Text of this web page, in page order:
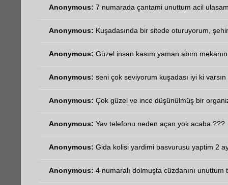
Anonymous: 7 numarada çantami unuttum acil
Anonymous: Kuşadasında bir sitede oturuyorum,
Anonymous: Güzel insan kasım yaman abım
Anonymous: seni çok seviyorum kuşadası iyi ki varsın
Anonymous: Çok güzel ve ince düşünülmüş bir
Anonymous: Yav telefonu neden açan yok acaba ???
Anonymous: Gida kolisi yardimi basvurusu yaptim 2
Anonymous: 4 numaralı dolmuşta cüzdanını